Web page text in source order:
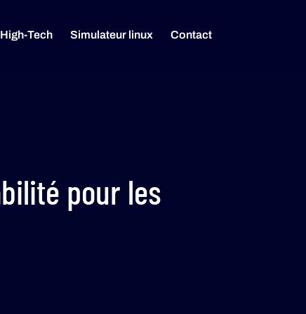
High-Tech Simulateur linux Contact
pour les